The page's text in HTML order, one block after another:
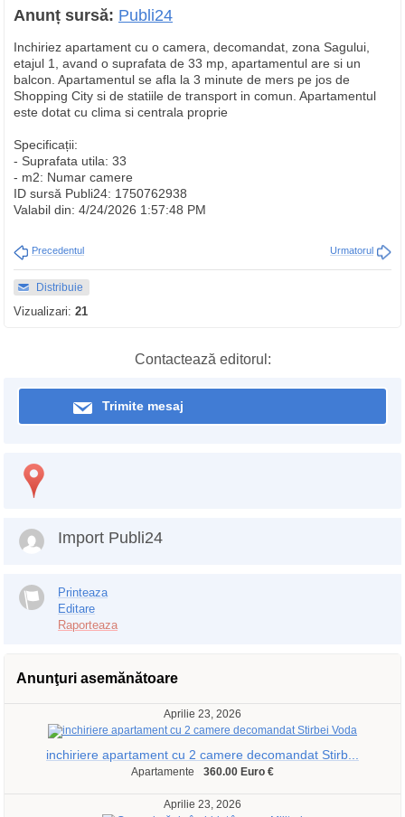
Anunț sursă: Publi24
Inchiriez apartament cu o camera, decomandat, zona Sagului,
etajul 1, avand o suprafata de 33 mp, apartamentul are si un
balcon. Apartamentul se afla la 3 minute de mers pe jos de
Shopping City si de statiile de transport in comun. Apartamentul
este dotat cu clima si centrala proprie
Specificații:
- Suprafata utila: 33
- m2: Numar camere
ID sursă Publi24: 1750762938
Valabil din: 4/24/2026 1:57:48 PM
Precedentul Urmatorul
Distribuie
Vizualizari: 21
Contactează editorul:
Trimite mesaj
Import Publi24
Printeaza
Editare
Raporteaza
Anunţuri asemănătoare
Aprilie 23, 2026
inchiriere apartament cu 2 camere decomandat Stirb...
Apartamente 360.00 Euro €
Aprilie 23, 2026